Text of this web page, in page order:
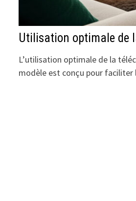
Utilisation optimale de
L’utilisation optimale de la
modèle est conçu pour